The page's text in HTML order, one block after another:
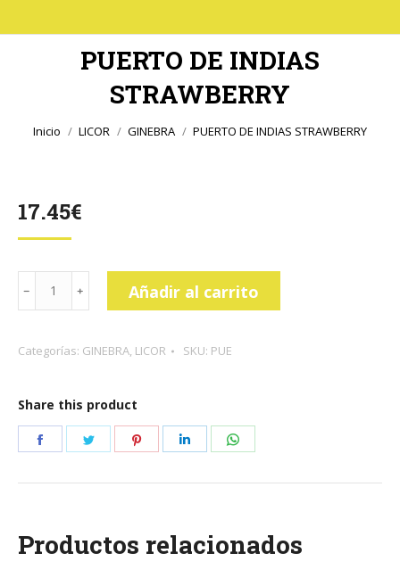
PUERTO DE INDIAS
STRAWBERRY
Estás aquí:
Inicio LICOR GINEBRA PUERTO DE INDIAS STRAWBERRY
17.45€
PUERTO
DE
STRAWBERRY
Añadir al carrito
Categorías: GINEBRA, LICOR SKU: PUE
Share this product
Share
Share
Share
Share
Productos relacionados